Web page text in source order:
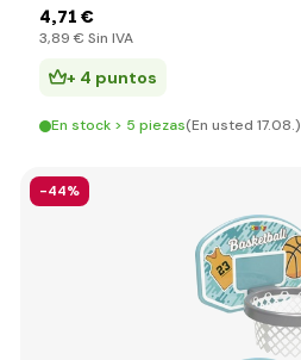
4,71 €
3,89 € Sin IVA
+ 4 puntos
En stock > 5 piezas(En usted 17.08.)
-44%